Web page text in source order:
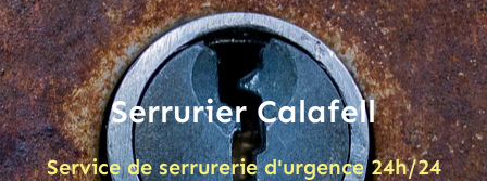
Serrurier Calafell
Service de serrurerie d'urgence 24h/24